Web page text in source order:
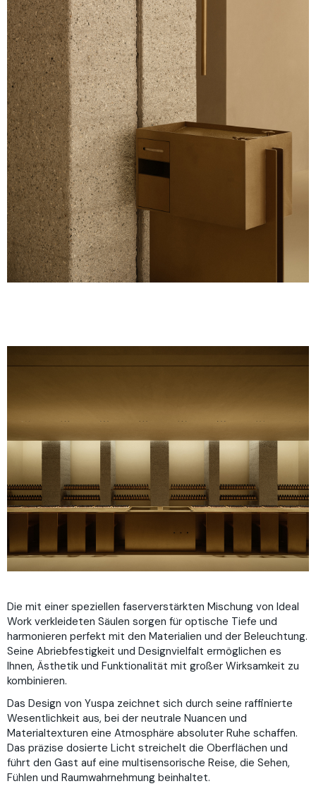
Die mit einer speziellen faserverstärkten Mischung von Ideal
Work verkleideten Säulen sorgen für optische Tiefe und
harmonieren perfekt mit den Materialien und der Beleuchtung.
Seine Abriebfestigkeit und Designvielfalt ermöglichen es
Ihnen, Ästhetik und Funktionalität mit großer Wirksamkeit zu
kombinieren.
Das Design von Yuspa zeichnet sich durch seine raffinierte
Wesentlichkeit aus, bei der neutrale Nuancen und
Materialtexturen eine Atmosphäre absoluter Ruhe schaffen.
Das präzise dosierte Licht streichelt die Oberflächen und
führt den Gast auf eine multisensorische Reise, die Sehen,
Fühlen und Raumwahrnehmung beinhaltet.